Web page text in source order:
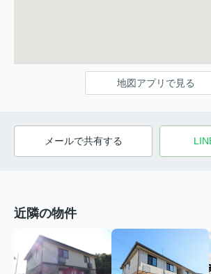
地図アプリで見る
メールで共有する
近隣の物件